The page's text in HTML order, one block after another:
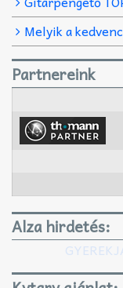
Melyik a
Partnereink
Alza hirdetés: